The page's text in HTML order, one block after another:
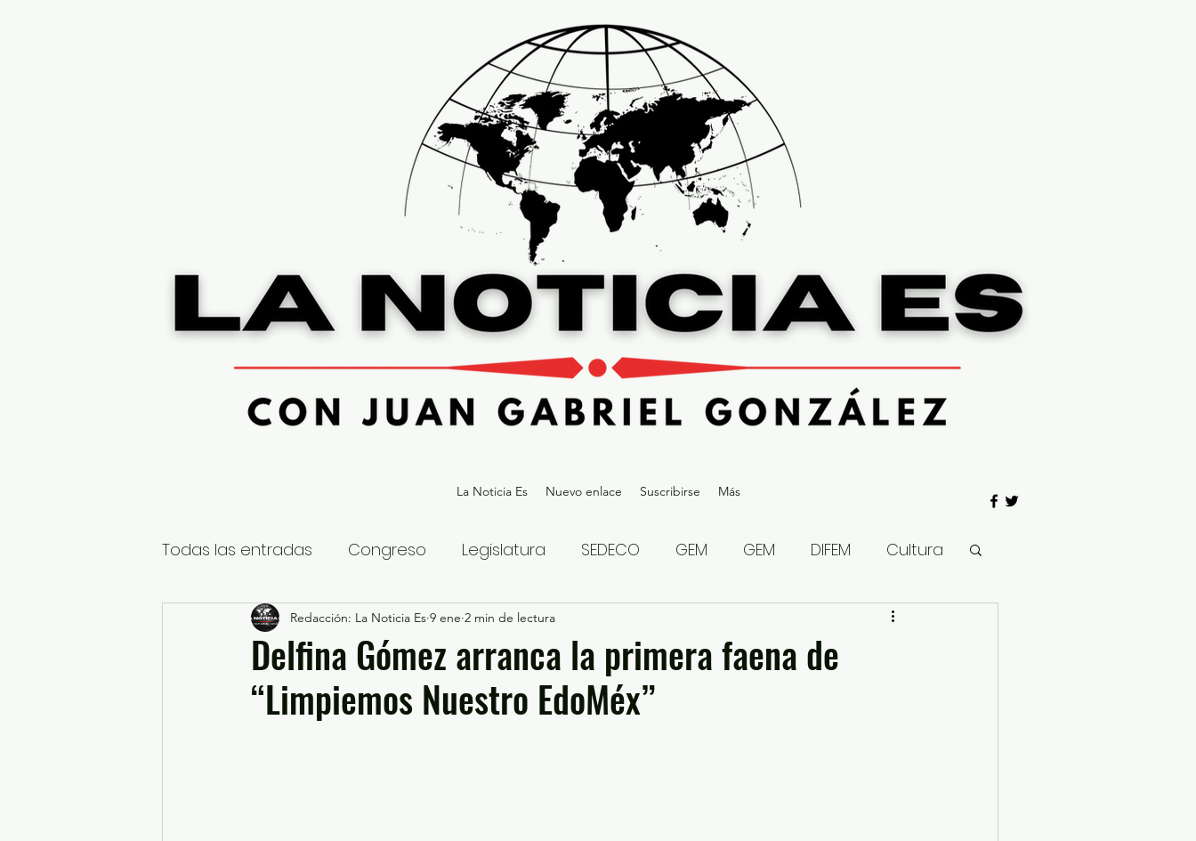
La Noticia Es Nuevo enlace Suscribirse Más
Todas las entradas Congreso Legislatura SEDECO GEM GEM DIFEM Cultura
Nacional Estatal Gubernatura Edoméx 2023
Educación y Cultura Seguridad y Justicia Denuncia Ciudadana
Delfina Gómez arranca la primera faena de
“Limpiemos Nuestro EdoMéx”
Redacción: La Noticia Es 9 ene 2 min de lectura